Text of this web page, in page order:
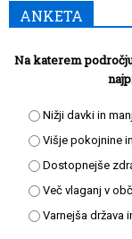
ANKETA
Na katerem
Nižji davki in
Višje pokojnine
Dostopnejše
Več vlaganj v
Varnejša država